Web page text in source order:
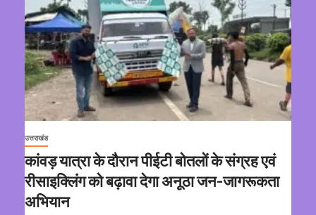
उत्तराखंड
कांवड़ यात्रा के दौरान पीईटी बोतलों के संग्रह एवं
रीसाइक्लिंग को बढ़ावा देगा अनूठा जन-जागरूकता
अभियान